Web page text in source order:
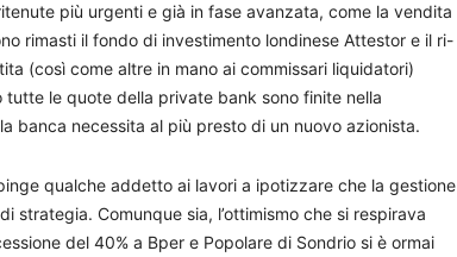
più urgenti e già in fase avanzata, come la vendita
rimasti il fondo di investimento londinese Attestor e il ri-
(così come altre in mano ai commissari liquidatori)
le quote della private bank sono finite nella
banca necessita al più presto di un nuovo azionista.
qualche addetto ai lavori a ipotizzare che la gestione
strategia. Comunque sia, l’ottimismo che si respirava
del 40% a Bper e Popolare di Sondrio si è ormai